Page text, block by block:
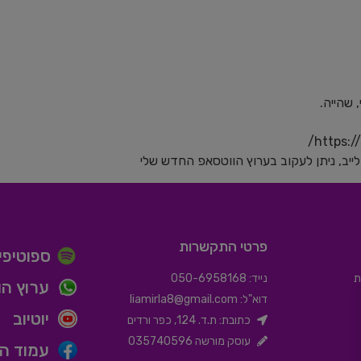
שהייה.
ניתן לעקוב⁠⁠ ⁠⁠⁠⁠⁠⁠⁠⁠⁠⁠⁠⁠בערוץ הווטסאפ החדש שלי⁠⁠⁠⁠⁠⁠⁠⁠⁠⁠⁠⁠⁠⁠
פרטי התקשרות
נייד: 050-6958168
דוא"ל: liamirla8@gmail.com
כתובת: ת.ד. 124, כפר ורדים
עוסק מורשה 035740596
ערוץ
יוטיוב
עמוד